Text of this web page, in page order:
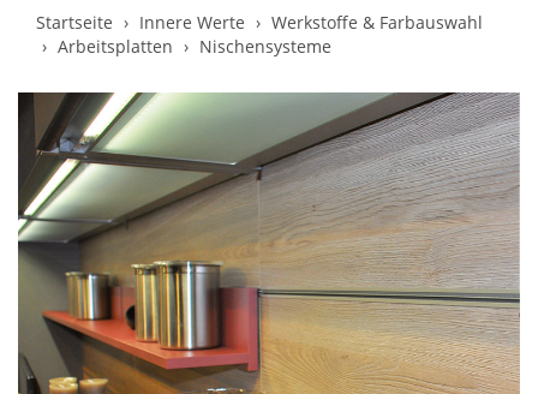
Startseite Innere Werte
Werkstoffe & Farbauswahl
Arbeitsplatten
Nischensysteme